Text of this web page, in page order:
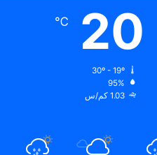
20
℃
95%
1.03 كم/س